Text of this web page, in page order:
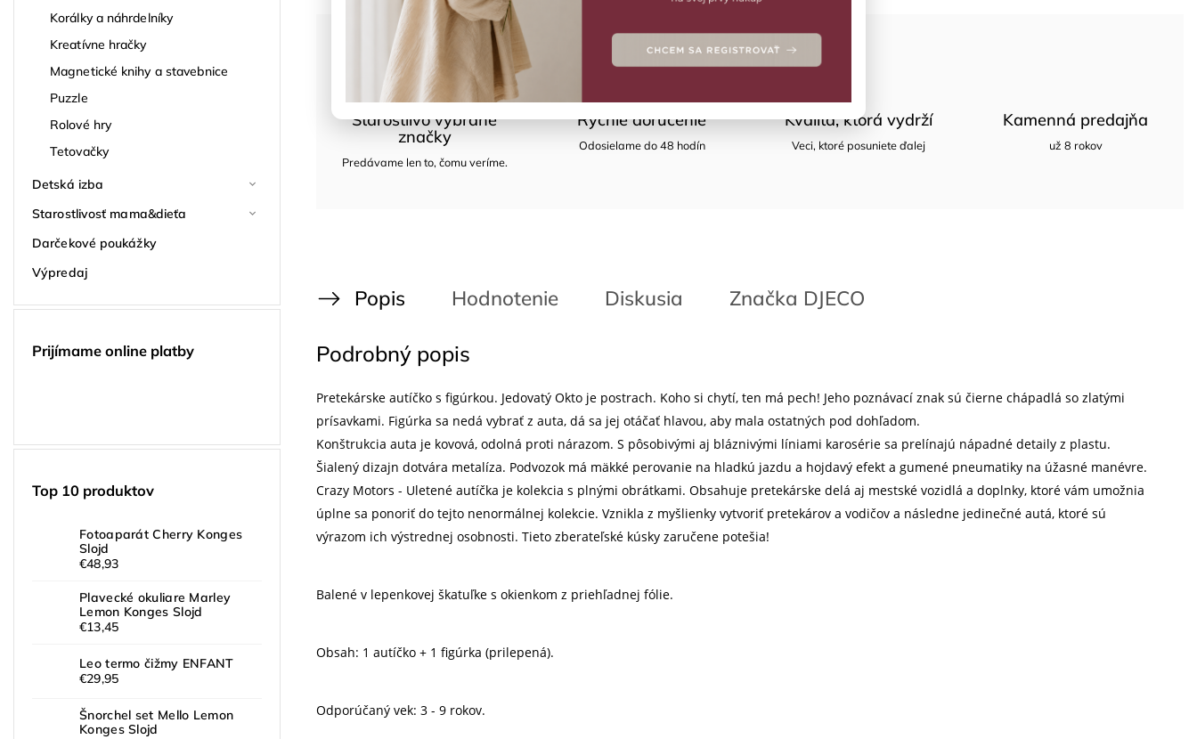
Korálky a náhrdelníky
Kreatívne hračky
Magnetické knihy a stavebnice
Puzzle
Rolové hry
Tetovačky
Detská izba
Starostlivosť mama&dieťa
Darčekové poukážky
Výpredaj
Prijímame online platby
Top 10 produktov
Fotoaparát Cherry Konges
Slojd
€48,93
Plavecké okuliare Marley
Lemon Konges Slojd
€13,45
Leo termo čižmy ENFANT
€29,95
Šnorchel set Mello Lemon
Konges Slojd
Starostlivo vybrané
značky
Predávame len to, čomu veríme.
Rýchle doručenie
Odosielame do 48 hodín
Kvalita, ktorá vydrží
Veci, ktoré posuniete ďalej
Kamenná predajňa
už 8 rokov
Popis Hodnotenie Diskusia Značka DJECO
Podrobný popis
Pretekárske autíčko s figúrkou. Jedovatý Okto je postrach. Koho si chytí, ten má pech! Jeho poznávací znak sú čierne chápadlá so zlatými
prísavkami. Figúrka sa nedá vybrať z auta, dá sa jej otáčať hlavou, aby mala ostatných pod dohľadom.
Konštrukcia auta je kovová, odolná proti nárazom. S pôsobivými aj bláznivými líniami karosérie sa prelínajú nápadné detaily z plastu.
Šialený dizajn dotvára metalíza. Podvozok má mäkké perovanie na hladkú jazdu a hojdavý efekt a gumené pneumatiky na úžasné manévre.
Crazy Motors - Uletené autíčka je kolekcia s plnými obrátkami. Obsahuje pretekárske delá aj mestské vozidlá a doplnky, ktoré vám umožnia
úplne sa ponoriť do tejto nenormálnej kolekcie. Vznikla z myšlienky vytvoriť pretekárov a vodičov a následne jedinečné autá, ktoré sú
výrazom ich výstrednej osobnosti. Tieto zberateľské kúsky zaručene potešia!
Balené v lepenkovej škatuľke s okienkom z priehľadnej fólie.
Obsah: 1 autíčko + 1 figúrka (prilepená).
Odporúčaný vek: 3 - 9 rokov.